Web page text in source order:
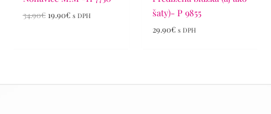
34.90€ 19.90€ s DPH
šaty)- P 9855
29.90€ s DPH